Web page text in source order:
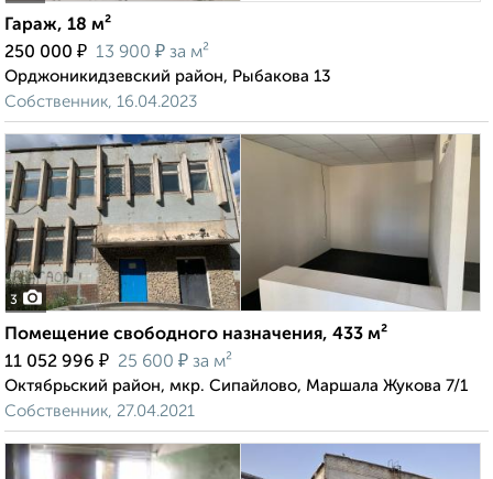
Гараж, 18 м²
250 000 ₽ 13 900 ₽ за м²
Орджоникидзевский район, Рыбакова 13
Собственник, 16.04.2023
3
Помещение свободного назначения, 433 м²
11 052 996 ₽ 25 600 ₽ за м²
Октябрьский район, мкр. Сипайлово, Маршала Жукова 7/1
Собственник, 27.04.2021